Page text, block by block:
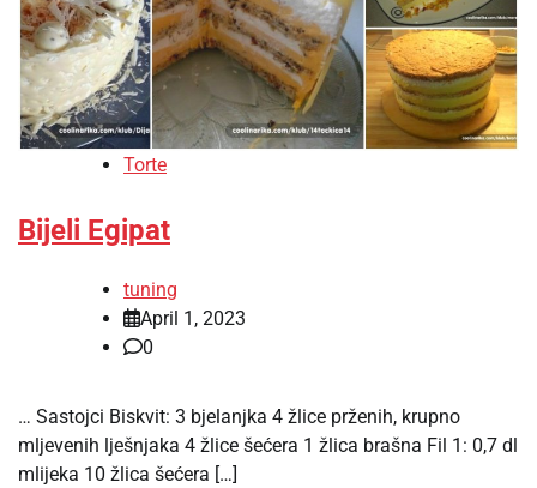
Torte
Bijeli Egipat
tuning
April 1, 2023
0
… Sastojci Biskvit: 3 bjelanjka 4 žlice prženih, krupno
mljevenih lješnjaka 4 žlice šećera 1 žlica brašna Fil 1: 0,7 dl
mlijeka 10 žlica šećera […]